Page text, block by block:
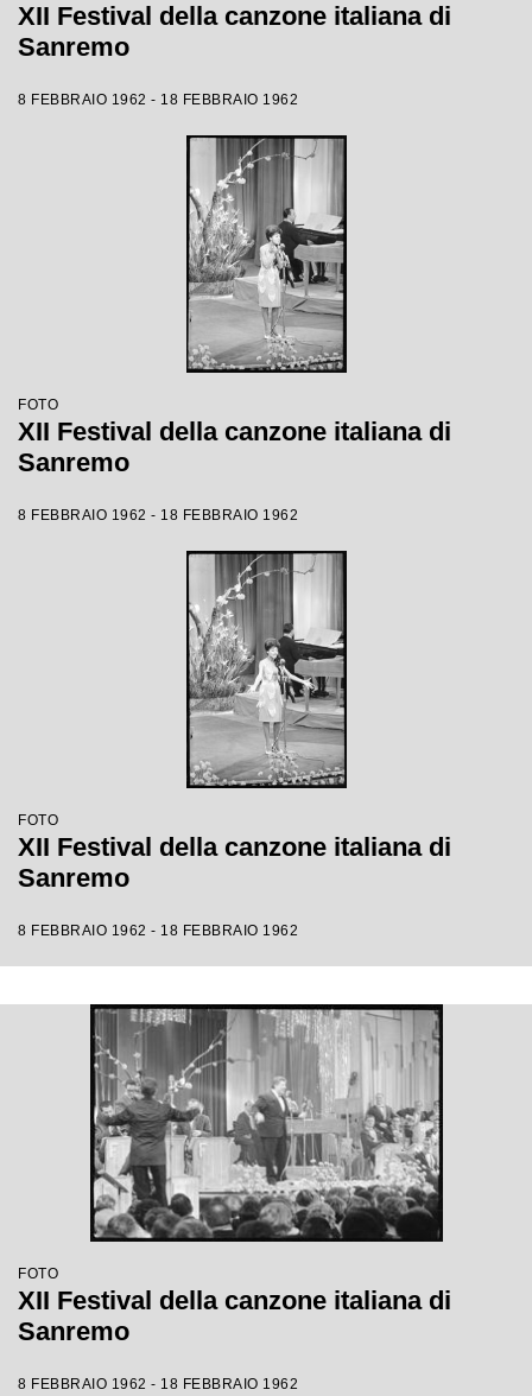
XII Festival della canzone italiana di
Sanremo
8 FEBBRAIO 1962 - 18 FEBBRAIO 1962
FOTO
XII Festival della canzone italiana di
Sanremo
8 FEBBRAIO 1962 - 18 FEBBRAIO 1962
FOTO
XII Festival della canzone italiana di
Sanremo
8 FEBBRAIO 1962 - 18 FEBBRAIO 1962
FOTO
XII Festival della canzone italiana di
Sanremo
8 FEBBRAIO 1962 - 18 FEBBRAIO 1962